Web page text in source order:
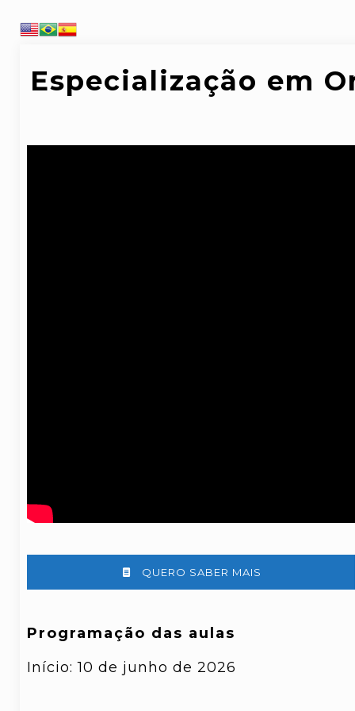
Especialização em
QUERO SABER MAIS
Programação das aulas
Início: 10 de junho de 2026